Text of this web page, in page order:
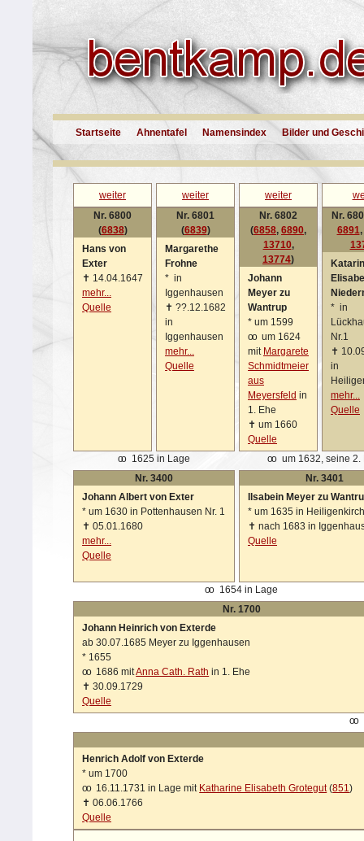
Startseite Ahnentafel Namensindex Bilder und
weiter weiter weiter
Nr. 6800
(6838)
Hans von
Exter
✝ 14.04.1647
mehr...
Quelle
Nr. 6801
(6839)
Margarethe
Frohne
* in
Iggenhausen
✝ ??.12.1682
in
Iggenhausen
mehr...
Quelle
Nr. 6802
(6858, 6890,
13710,
13774)
Johann
Meyer zu
Wantrup
* um 1599
oo um 1624
mit Margarete
Schmidtmeier
aus
Meyersfeld in
1. Ehe
✝ um 1660
Quelle
Nr.
6891,
* in
Nr.1
✝
in
mehr...
Quelle
oo 1625 in Lage oo
um 1632, seine 2.
Nr. 3400
Johann Albert von Exter
* um 1630 in Pottenhausen Nr. 1
✝ 05.01.1680
mehr...
Quelle
Nr. 3401
Ilsabein Meyer zu
* um 1635 in
✝ nach 1683 in
Quelle
oo
1654 in Lage
Nr. 1700
Johann Heinrich von Exterde
ab 30.07.1685 Meyer zu Iggenhausen
* 1655
oo
1686 mitAnna Cath. Rath in 1. Ehe
✝ 30.09.1729
Quelle
oo
Henrich Adolf von Exterde
* um 1700
oo
16.11.1731 in Lage mit Katharine Elisabeth Grotegut(851)
✝ 06.06.1766
Quelle